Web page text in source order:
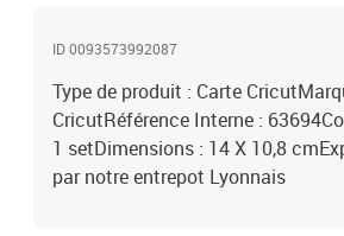
ID 0093573992087
Type de produit : Carte
CricutRéférence Interne :
1 setDimensions : 14 X 10,8
par notre entrepot Lyonnais